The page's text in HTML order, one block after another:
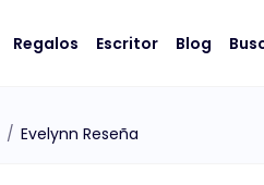
Regalos Escritor Blog
/ Evelynn Reseña